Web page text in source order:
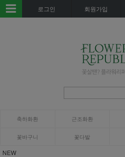
로그인 회원가입
축하화환 근조화환
꽃바구니 꽃다발
NEW